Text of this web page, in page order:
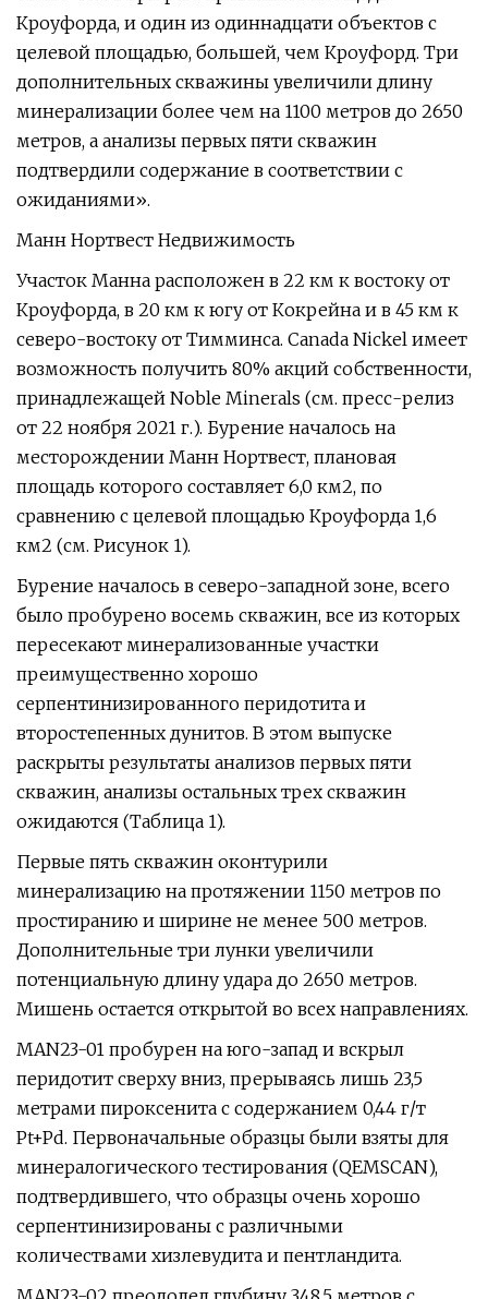
Кроуфорда, и один из одиннадцати объектов с
целевой площадью, большей, чем Кроуфорд. Три
дополнительных скважины увеличили длину
минерализации более чем на 1100 метров до 2650
метров, а анализы первых пяти скважин
подтвердили содержание в соответствии с
ожиданиями».
Манн Нортвест Недвижимость
Участок Манна расположен в 22 км к востоку от
Кроуфорда, в 20 км к югу от Кокрейна и в 45 км к
северо-востоку от Тимминса. Canada Nickel имеет
возможность получить 80% акций собственности,
принадлежащей Noble Minerals (см. пресс-релиз
от 22 ноября 2021 г.). Бурение началось на
месторождении Манн Нортвест, плановая
площадь которого составляет 6,0 км2, по
сравнению с целевой площадью Кроуфорда 1,6
км2 (см. Рисунок 1).
Бурение началось в северо-западной зоне, всего
было пробурено восемь скважин, все из которых
пересекают минерализованные участки
преимущественно хорошо
серпентинизированного перидотита и
второстепенных дунитов. В этом выпуске
раскрыты результаты анализов первых пяти
скважин, анализы остальных трех скважин
ожидаются (Таблица 1).
Первые пять скважин оконтурили
минерализацию на протяжении 1150 метров по
простиранию и ширине не менее 500 метров.
Дополнительные три лунки увеличили
потенциальную длину удара до 2650 метров.
Мишень остается открытой во всех направлениях.
MAN23-01 пробурен на юго-запад и вскрыл
перидотит сверху вниз, прерываясь лишь 23,5
метрами пироксенита с содержанием 0,44 г/т
Pt+Pd. Первоначальные образцы были взяты для
минералогического тестирования (QEMSCAN),
подтвердившего, что образцы очень хорошо
серпентинизированы с различными
количествами хизлевудита и пентландита.